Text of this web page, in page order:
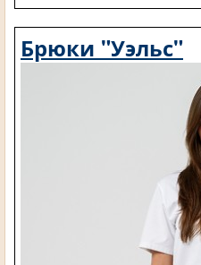
Брюки "Уэльс"